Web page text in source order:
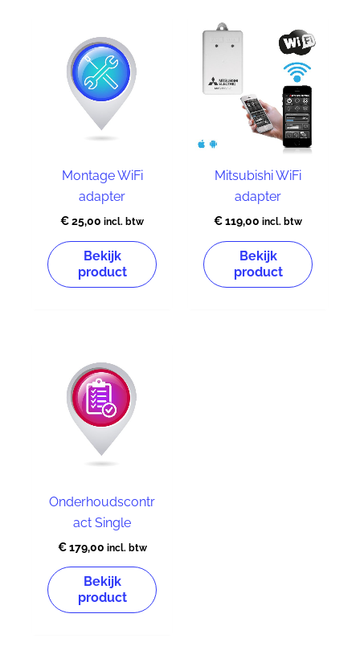
Montage WiFi
adapter
€25,00 incl. btw
Bekijk
product
Mitsubishi WiFi
adapter
€119,00 incl. btw
Bekijk
product
Onderhoudscontr
act Single
€179,00 incl. btw
Bekijk
product